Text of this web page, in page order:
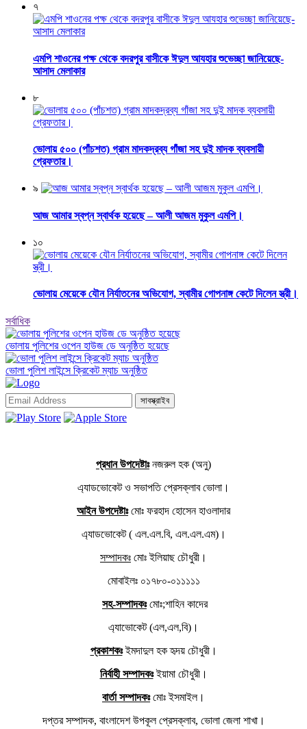
৭
এমপি শাওনের পক্ষ থেকে বদরপুর বাসীকে ঈদুল আযহার শুভেচ্ছা জানিয়েছে-
আসাদ মেলাকার
৮
ভোলায় ৫০০ (পাঁচশত) গ্রাম মাদকদ্রব্য গাঁজা সহ দুই মাদক ব্যবসায়ী
গ্রেফতার।
৯
আজ আমার স্বপ্ন স্বার্থক হয়েছে – আলী আজম মুকুল এমপি।
১০
ভোলায় মেয়েকে যৌন নির্যাতনের অভিযোগ, স্বামীর গোপনাঙ্গ কেটে দিলেন স্ত্রী।
সর্বাধিক
ভোলায় পুলিশের ওপেন হাউজ ডে অনুষ্ঠিত হয়েছে
ভোলা পুলিশ লাইন্সে ক্রিকেট ম্যাচ অনুষ্ঠিত
সাবস্ক্রাইব
প্রধান উপদেষ্টাঃনজরুল হক (অনু)
এ্যাডভোকেট ও সভাপতি প্রেসক্লাব ভোলা।
আইন উপদেষ্টাঃমোঃ ফরহাদ হোসেন হাওলাদার
এ্যাডভোকেট ( এল.এল.বি, এল.এল.এম)।
সম্পাদকঃ মোঃ ইলিয়াছ চৌধুরী।
মোবাইলঃ ০১৭৮০-০১১১১১
সহ-সম্পাদকঃমোঃ;শাহিন কাদের
এ্যাভোকেট (এল,এল,বি)।
প্রকাশকঃইমদাদুল হক হৃদয় চৌধুরী।
নির্বাহী সম্পাদকঃইয়ামা চৌধুরী।
বার্তা সম্পাদকঃমোঃ ইসমাইল।
দপ্তর সম্পাদক, বাংলাদেশ উপকূল প্রেসক্লাব, ভোলা জেলা শাখা।